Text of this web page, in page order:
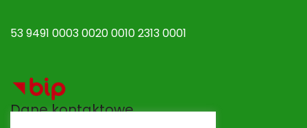
53 9491 0003 0020 0010 2313 0001
Dane kontaktowe